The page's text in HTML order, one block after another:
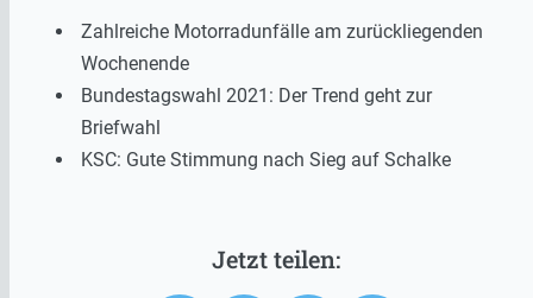
Zahlreiche Motorradunfälle am zurückliegenden
Wochenende
Bundestagswahl 2021: Der Trend geht zur
Briefwahl
KSC: Gute Stimmung nach Sieg auf Schalke